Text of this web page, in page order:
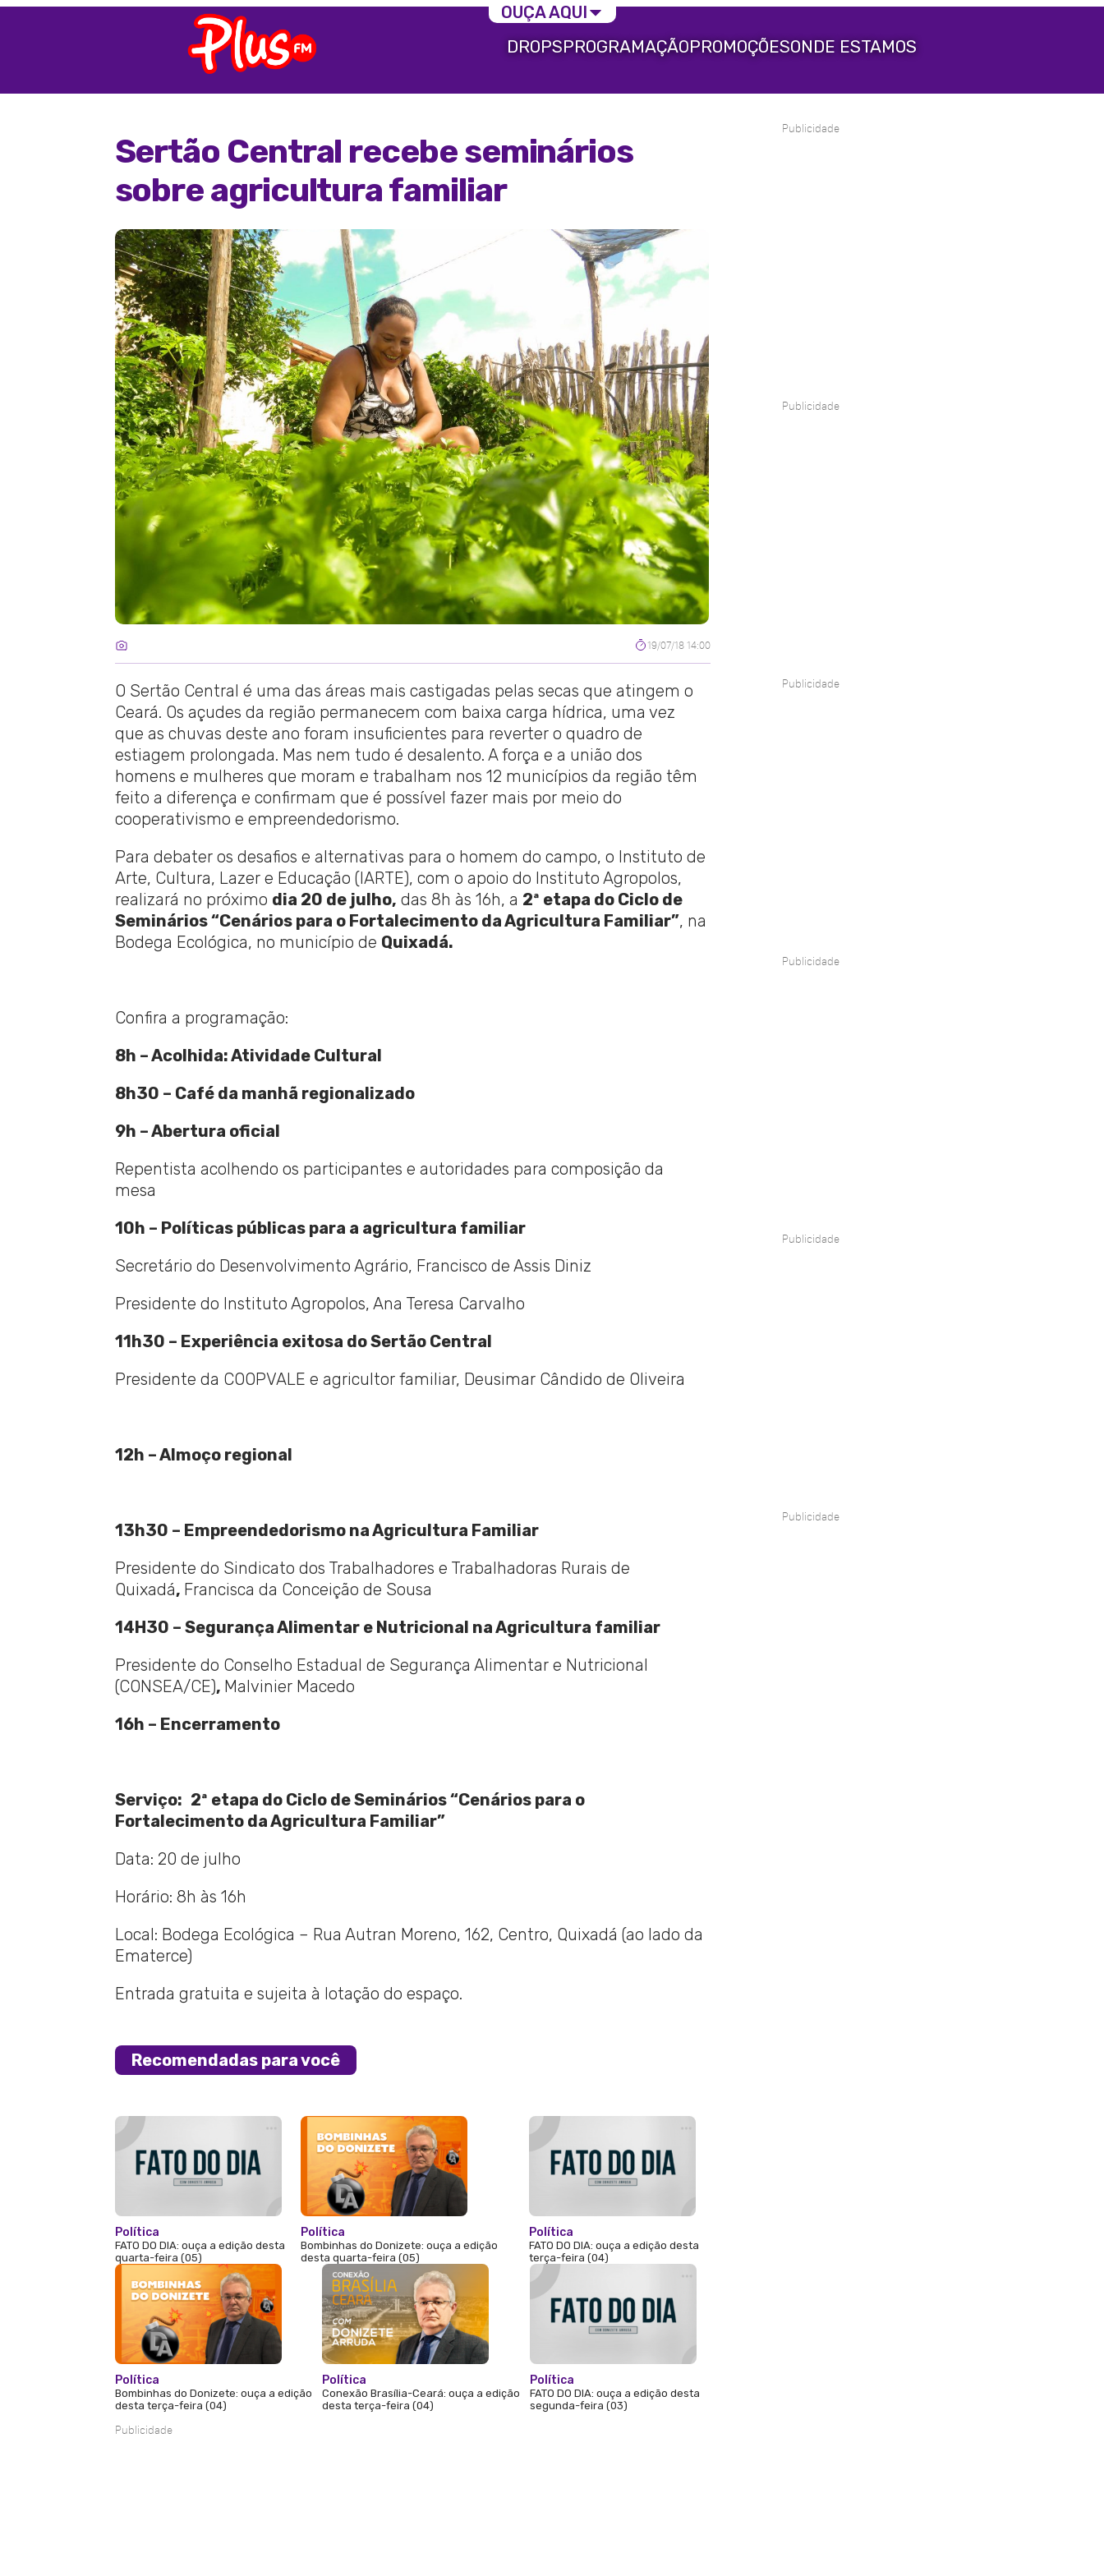
DROPSPROGRAMAÇÃOPROMOÇÕESONDE ESTAMOS
Sertão Central recebe seminários
sobre agricultura familiar
19/07/18 14:00
O Sertão Central é uma das áreas mais castigadas pelas secas que atingem o
Ceará. Os açudes da região permanecem com baixa carga hídrica, uma vez
que as chuvas deste ano foram insuficientes para reverter o quadro de
estiagem prolongada. Mas nem tudo é desalento. A força e a união dos
homens e mulheres que moram e trabalham nos 12 municípios da região têm
feito a diferença e confirmam que é possível fazer mais por meio do
cooperativismo e empreendedorismo.
Para debater os desafios e alternativas para o homem do campo, o Instituto de
Arte, Cultura, Lazer e Educação (IARTE), com o apoio do Instituto Agropolos,
realizará no próximo dia 20 de julho, das 8h às 16h, a 2ª etapa do Ciclo de
Seminários “Cenários para o Fortalecimento da Agricultura Familiar”, na
Bodega Ecológica, no município de Quixadá.
Confira a programação:
8h – Acolhida: Atividade Cultural
8h30 – Café da manhã regionalizado
9h – Abertura oficial
Repentista acolhendo os participantes e autoridades para composição da
mesa
10h – Políticas públicas para a agricultura familiar
Secretário do Desenvolvimento Agrário, Francisco de Assis Diniz
Presidente do Instituto Agropolos, Ana Teresa Carvalho
11h30 – Experiência exitosa do Sertão Central
Presidente da COOPVALE e agricultor familiar, Deusimar Cândido de Oliveira
12h – Almoço regional
13h30 – Empreendedorismo na Agricultura Familiar
Presidente do Sindicato dos Trabalhadores e Trabalhadoras Rurais de
Quixadá, Francisca da Conceição de Sousa
14H30 – Segurança Alimentar e Nutricional na Agricultura familiar
Presidente do Conselho Estadual de Segurança Alimentar e Nutricional
(CONSEA/CE), Malvinier Macedo
16h – Encerramento
Serviço: 2ª etapa do Ciclo de Seminários “Cenários para o
Fortalecimento da Agricultura Familiar”
Data: 20 de julho
Horário: 8h às 16h
Local: Bodega Ecológica – Rua Autran Moreno, 162, Centro, Quixadá (ao lado da
Ematerce)
Entrada gratuita e sujeita à lotação do espaço.
Recomendadas para você
Política
FATO DO DIA: ouça a edição desta
quarta-feira (05)
Política
Bombinhas do Donizete: ouça a edição
desta quarta-feira (05)
Política
FATO DO DIA: ouça a edição desta
terça-feira (04)
Política
Bombinhas do Donizete: ouça a edição
desta terça-feira (04)
Política
Conexão Brasília-Ceará: ouça a edição
desta terça-feira (04)
Política
FATO DO DIA: ouça a edição desta
segunda-feira (03)
Publicidade
Publicidade
Publicidade
Publicidade
Publicidade
Publicidade
Publicidade
OUÇA AQUI